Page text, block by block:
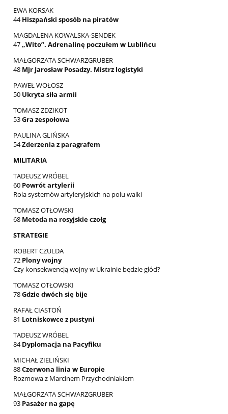
EWA KORSAK
44Hiszpański sposób na piratów
MAGDALENA KOWALSKA-SENDEK
47„Wito”. Adrenalinę poczułem w Lublińcu
MAŁGORZATA SCHWARZGRUBER
48 Mjr Jarosław Posadzy. Mistrz logistyki
PAWEŁ WOŁOSZ
50 Ukryta siła armii
TOMASZ ZDZIKOT
53Gra zespołowa
PAULINA GLIŃSKA
54Zderzenia z paragrafem
MILITARIA
TADEUSZ WRÓBEL
60 Powrót artylerii
Rola systemów artyleryjskich na polu walki
TOMASZ OTŁOWSKI
68 Metoda na rosyjskie czołg
STRATEGIE
ROBERT CZULDA
72 Plony wojny
Czy konsekwencją wojny w Ukrainie będzie głód?
TOMASZ OTŁOWSKI
78Gdzie dwóch się bije
RAFAŁ CIASTOŃ
81 Lotniskowce z pustyni
TADEUSZ WRÓBEL
84Dyplomacja na Pacyfiku
MICHAŁ ZIELIŃSKI
88Czerwona linia w Europie
Rozmowa z Marcinem Przychodniakiem
MAŁGORZATA SCHWARZGRUBER
93 Pasażer na gapę